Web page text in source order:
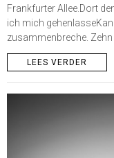
Frankfurter Allee.Dort
ich mich
zusammenbreche. Zehn
LEES VERDER